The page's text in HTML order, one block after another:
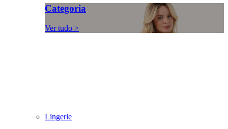
Categoria
Ver tudo >
Lingerie